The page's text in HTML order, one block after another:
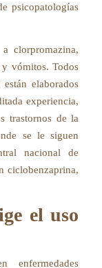
psicopatologías
clorpromazina,
vómitos. Todos
elaborados
experiencia,
trastornos de la
se le siguen
nacional de
ciclobenzaprina,
el uso
enfermedades